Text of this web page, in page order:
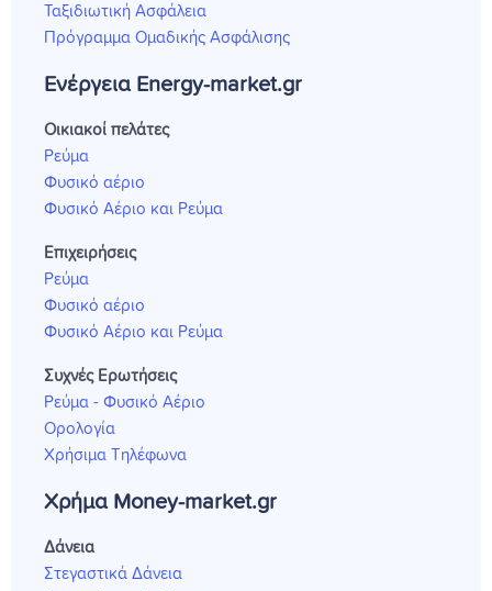
Ταξιδιωτική Ασφάλεια
Πρόγραμμα Ομαδικής Ασφάλισης
Ενέργεια Energy-market.gr
Οικιακοί πελάτες
Ρεύμα
Φυσικό αέριο
Φυσικό Αέριο και Ρεύμα
Επιχειρήσεις
Ρεύμα
Φυσικό αέριο
Φυσικό Αέριο και Ρεύμα
Συχνές Ερωτήσεις
Ρεύμα - Φυσικό Αέριο
Ορολογία
Χρήσιμα Τηλέφωνα
Χρήμα Money-market.gr
Δάνεια
Στεγαστικά Δάνεια